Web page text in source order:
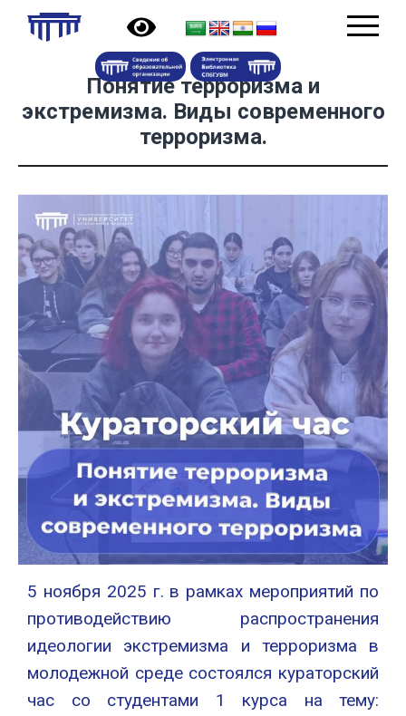
Понятие терроризма и
экстремизма. Виды современного
терроризма.
5 ноября 2025 г. в рамках мероприятий по
противодействию распространения
идеологии экстремизма и терроризма в
молодежной среде состоялся кураторский
час со студентами 1 курса на тему: